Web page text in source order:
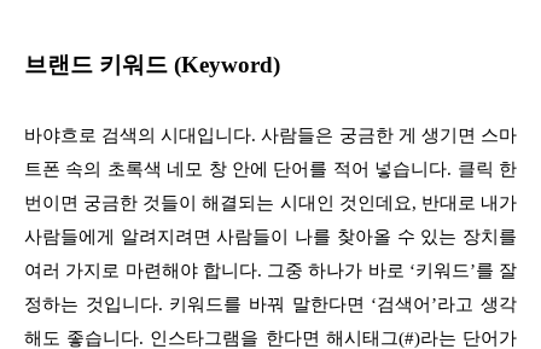
브랜드 키워드 (Keyword)
바야흐로 검색의 시대입니다. 사람들은 궁금한 게 생기면 스마
트폰 속의 초록색 네모 창 안에 단어를 적어 넣습니다. 클릭 한
번이면 궁금한 것들이 해결되는 시대인 것인데요, 반대로 내가
사람들에게 알려지려면 사람들이 나를 찾아올 수 있는 장치를
여러 가지로 마련해야 합니다. 그중 하나가 바로 ‘키워드’를 잘
정하는 것입니다. 키워드를 바꿔 말한다면 ‘검색어’라고 생각
해도 좋습니다. 인스타그램을 한다면 해시태그(#)라는 단어가